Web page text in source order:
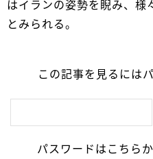
はイランの姿勢を睨み、様
とみられる。
この記事を見るには
パスワードはこちら